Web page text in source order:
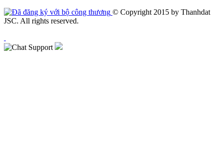
© Copyright 2015 by Thanhdat
JSC. All rights reserved.